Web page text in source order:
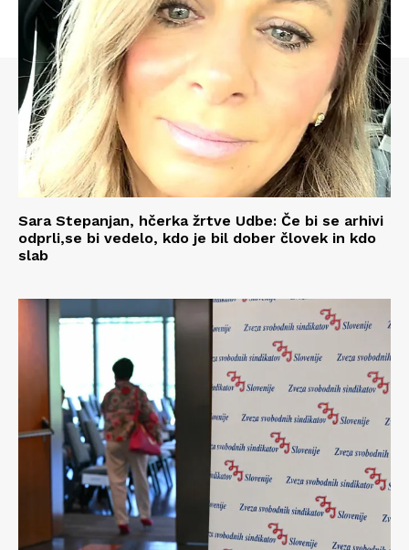
Sara Stepanjan, hčerka žrtve Udbe: Če bi se arhivi
odprli,se bi vedelo, kdo je bil dober človek in kdo
slab